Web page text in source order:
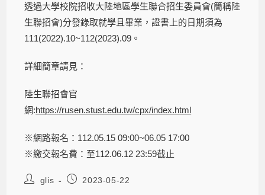
透過大學校院招收大陸地區學生聯合招生委員會(簡稱陸
生聯招會)分發錄取就學且畢業，證書上的日期須為
111(2022).10~112(2023).09。
詳細簡章請見：
陸生聯招會官
網:https://rusen.stust.edu.tw/cpx/index.html
※網路報名：112.05.15 09:00~06.05 17:00
※繳交報名費：至112.06.12 23:59截止
glis 2023-05-22